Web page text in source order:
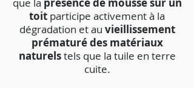
toit participe activement à la
dégradation et au vieillissement
prématuré des matériaux
naturelstels que la tuile en terre
cuite.